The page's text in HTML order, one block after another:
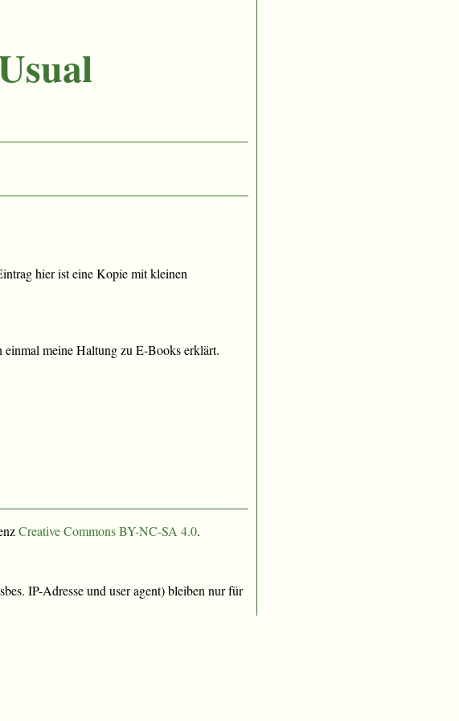
hier ist eine Kopie mit kleinen
meine Haltung zu E-Books erklärt.
Creative Commons BY-NC-SA 4.0.
IP-Adresse und user agent) bleiben nur für